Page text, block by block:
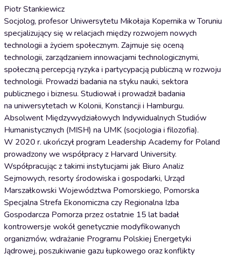
Piotr Stankiewicz
Socjolog, profesor Uniwersytetu Mikołaja Kopernika w Toruniu
specjalizujący się w relacjach między rozwojem nowych
technologii a życiem społecznym. Zajmuje się oceną
technologii, zarządzaniem innowacjami technologicznymi,
społeczną percepcją ryzyka i partycypacją publiczną w rozwoju
technologii. Prowadzi badania na styku nauki, sektora
publicznego i biznesu. Studiował i prowadził badania
na uniwersytetach w Kolonii, Konstancji i Hamburgu.
Absolwent Międzywydziałowych Indywidualnych Studiów
Humanistycznych (MISH) na UMK (socjologia i filozofia).
W 2020 r. ukończył program Leadership Academy for Poland
prowadzony we współpracy z Harvard University.
Współpracując z takimi instytucjami jak Biuro Analiz
Sejmowych, resorty środowiska i gospodarki, Urząd
Marszałkowski Województwa Pomorskiego, Pomorska
Specjalna Strefa Ekonomiczna czy Regionalna Izba
Gospodarcza Pomorza przez ostatnie 15 lat badał
kontrowersje wokół genetycznie modyfikowanych
organizmów, wdrażanie Programu Polskiej Energetyki
Jądrowej, poszukiwanie gazu łupkowego oraz konflikty